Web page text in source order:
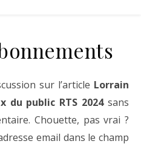
sur l’article Lorrain
du public RTS 2024sans
Chouette, pas vrai ?
email dans le champ